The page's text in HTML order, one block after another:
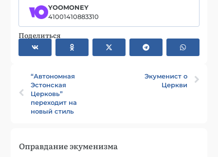
YOOMONEY
41001410883310
Поделиться
“Автономная
Эстонская
Церковь”
переходит на
новый стиль
Экуменист о
Церкви
Оправдание экуменизма